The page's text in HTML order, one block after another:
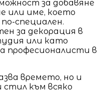
за добавяне
или име, което
специален.
за декорация в
или като
професионалисти в
времето, но и
към всяко